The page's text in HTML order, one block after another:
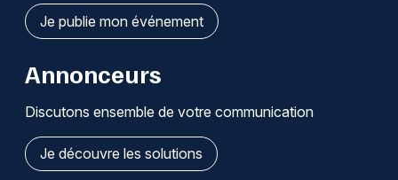
Je publie mon événement
Annonceurs
Discutons ensemble de votre communication
Je découvre les solutions